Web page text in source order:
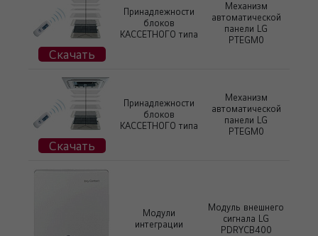
Скачать
Принадлежности
блоков
КАССЕТНОГО типа
Механизм
автоматической
панели LG
PTEGM0
Скачать
Принадлежности
блоков
КАССЕТНОГО типа
Механизм
автоматической
панели LG
PTEGM0
Модули
интеграции
Модуль внешнего
сигнала LG
PDRYCB400